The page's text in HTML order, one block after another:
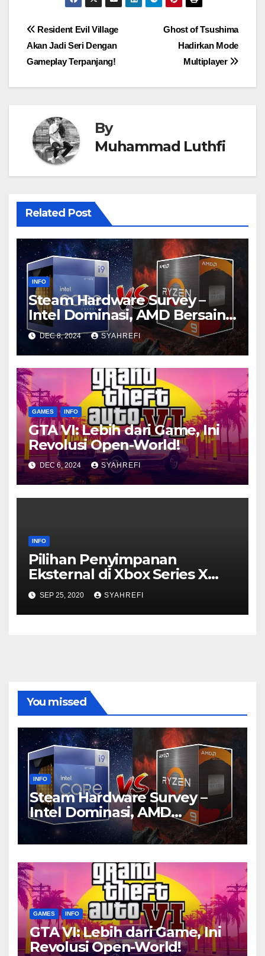
Post
navigation
Ghost of Tsushima
Hadirkan Mode
Multiplayer
Resident Evil Village
Akan Jadi Seri Dengan
Gameplay Terpanjang!
By
Muhammad Luthfi
Related Post
INFO
Steam Hardware Survey –
Intel Dominasi, AMD Bersaing
Ketat
DEC 8, 2024 SYAHREFI
GAMES INFO
GTA VI: Lebih dari Game, Ini
Revolusi Open-World!
DEC 6, 2024 SYAHREFI
INFO
Pilihan Penyimpanan
Eksternal di Xbox Series X
dan S
SEP 25, 2020 SYAHREFI
You missed
INFO
Steam Hardware Survey –
Intel Dominasi, AMD
Bersaing Ketat
GAMES INFO
GTA VI: Lebih dari Game, Ini
Revolusi Open-World!